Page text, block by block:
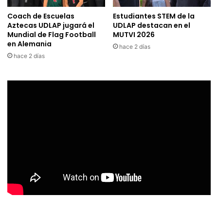
Coach de Escuelas
Aztecas UDLAP jugará el
Mundial de Flag Football
en Alemania
hace 2 días
Estudiantes STEM de la
UDLAP destacan en el
MUTVI 2026
hace 2 días